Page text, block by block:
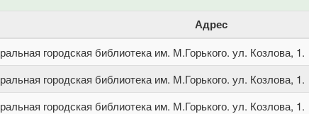
Адрес
городская библиотека им. М.Горького. ул. Козлова, 1.
городская библиотека им. М.Горького. ул. Козлова, 1.
городская библиотека им. М.Горького. ул. Козлова, 1.